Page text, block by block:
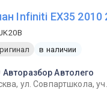
Infiniti EX35 2010
в наличии
Авторазбор Автолего
ул. Совпартшкола,